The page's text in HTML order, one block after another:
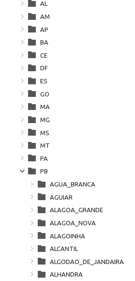
AL
AM
AP
BA
CE
DF
ES
GO
MA
MG
MS
MT
PA
PB
AGUA_BRANCA
AGUIAR
ALAGOA_GRANDE
ALAGOA_NOVA
ALAGOINHA
ALCANTIL
ALGODAO_DE_JANDAIRA
ALHANDRA